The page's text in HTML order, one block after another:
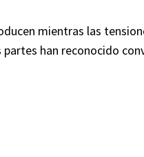
mientras las
partes han reconocido